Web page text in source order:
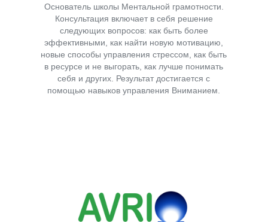
Основатель школы Ментальной грамотности.
Консультация включает в себя решение
следующих вопросов: как быть более
эффективными, как найти новую мотивацию,
новые способы управления стрессом, как быть
в ресурсе и не выгорать, как лучше понимать
себя и других. Результат достигается с
помощью навыков управления Вниманием.